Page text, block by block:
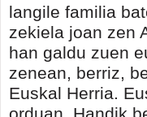
langile familia
zekiela joan zen
han galdu zuen
zenean, berriz,
Euskal Herria.